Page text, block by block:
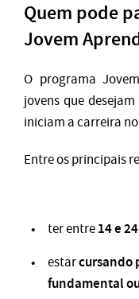
Quem pode
Jovem
O programa
jovens que
iniciam a carreira
Entre os principais
ter entre14 e
estarcursando
fundamental